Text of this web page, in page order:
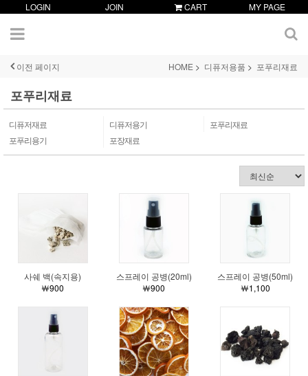
LOGIN JOIN CART MY PAGE
이전 페이지 HOME 디퓨저용품 포푸리재료
포푸리재료
디퓨저재료 디퓨저용기
포푸리재료
포푸리용기
포장재료
사쉐 백(속지용)
￦900
스프레이 공병(20ml)
￦900
스프레이 공병(50ml)
￦1,100